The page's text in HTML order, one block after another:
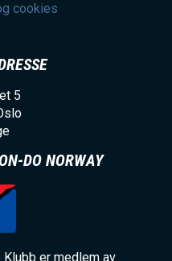
cookies
5
DO NORWAY
er medlem av